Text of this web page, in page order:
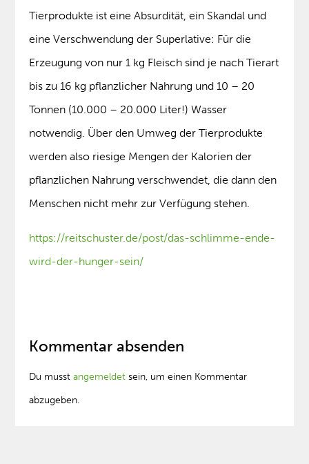
Tierprodukte ist eine Absurdität, ein Skandal und
eine Verschwendung der Superlative: Für die
Erzeugung von nur 1 kg Fleisch sind je nach Tierart
bis zu 16 kg pflanzlicher Nahrung und 10 – 20
Tonnen (10.000 – 20.000 Liter!) Wasser
notwendig. Über den Umweg der Tierprodukte
werden also riesige Mengen der Kalorien der
pflanzlichen Nahrung verschwendet, die dann den
Menschen nicht mehr zur Verfügung stehen.
https://reitschuster.de/post/das-schlimme-ende-
wird-der-hunger-sein/
Kommentar absenden
Du musstangemeldet sein, um einen Kommentar
abzugeben.